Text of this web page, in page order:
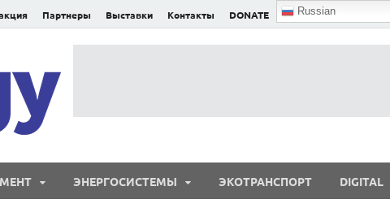
Партнеры Выставки Контакты DONATE Russian
ЭНЕРГОСИСТЕМЫ ЭКОТРАНСПОРТ DIGITAL